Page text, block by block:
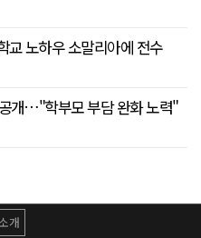
교 노하우 소말리아에 전수
개…"학부모 부담 완화 노력"
개